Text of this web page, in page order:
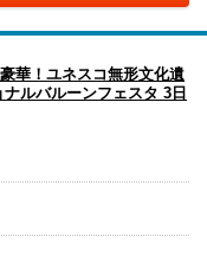
華！ユネスコ無形文化遺
ルバルーンフェスタ 3日